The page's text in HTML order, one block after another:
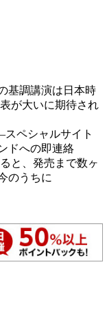
基調講演は日本時
が大いに期待され
ペシャルサイト
ドへの即連絡
と、発売まで数ヶ
のうちに